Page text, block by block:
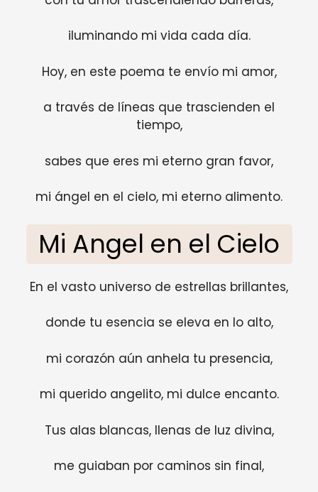
iluminando mi vida cada día.
Hoy, en este poema te envío mi amor,
a través de líneas que trascienden el
tiempo,
sabes que eres mi eterno gran favor,
mi ángel en el cielo, mi eterno alimento.
Mi Angel en el Cielo
En el vasto universo de estrellas brillantes,
donde tu esencia se eleva en lo alto,
mi corazón aún anhela tu presencia,
mi querido angelito, mi dulce encanto.
Tus alas blancas, llenas de luz divina,
me guiaban por caminos sin final,